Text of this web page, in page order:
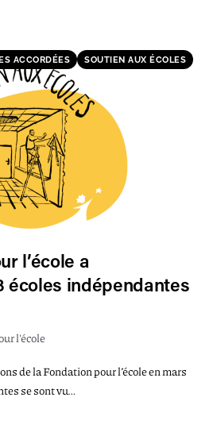
ACCORDÉES SOUTIEN AUX ÉCOLES
l’école a
écoles indépendantes
l'école
de la Fondation pour l’école en mars
se sont vu…